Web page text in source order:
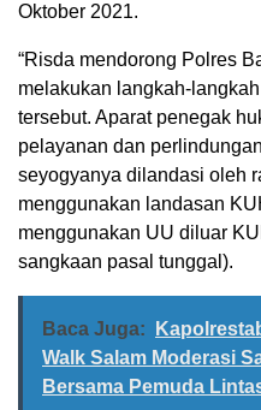
Oktober 2021.
“Risda mendorong Polres
melakukan langkah-
tersebut. Aparat penegak
pelayanan dan
seyogyanya dilandasi oleh
menggunakan landasan
menggunakan UU diluar
sangkaan pasal tunggal).
Baca Juga:
Walk Salam Moderasi
Bersama Pemuda